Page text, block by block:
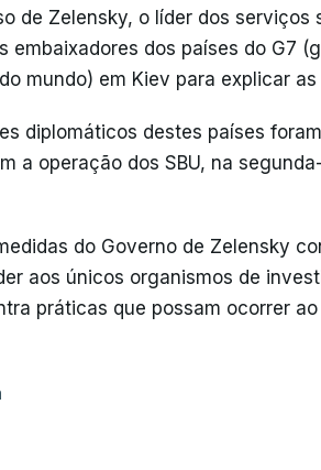
de Zelensky, o líder dos serviços
embaixadores dos países do G7
mundo) em Kiev para explicar
diplomáticos destes países
a operação dos SBU, na
do Governo de Zelensky
aos únicos organismos de
práticas que possam ocorrer